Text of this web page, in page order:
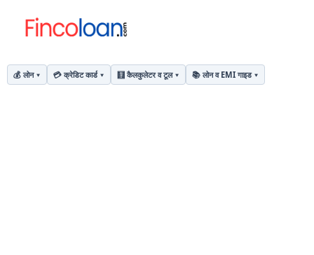
💰 लोन 💳 क्रेडिट कार्ड 🧮 कैलकुलेटर व टूल 📚 लोन व EMI गाइड